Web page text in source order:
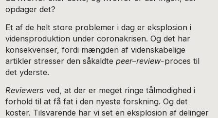
opdager det?
Et af de helt store problemer i dag er eksplosion i
vidensproduktion under coronakrisen. Og det har
konsekvenser, fordi mængden af videnskabelige
artikler stresser den såkaldte peer–review-proces til
det yderste.
Reviewers ved, at der er meget ringe tålmodighed i
forhold til at få fat i den nyeste forskning. Og det
koster. Tilsvarende har vi set en eksplosion af delinger